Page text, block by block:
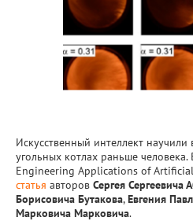
Искусственный интеллект
угольных котлах раньше
Engineering Applications of
статья авторов Сергея Сергеевича
Борисовича Бутакова,Евгения
Марковича Марковича.